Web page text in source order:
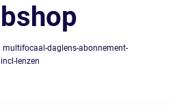
multifocaal-daglens-abonnement-
incl-lenzen